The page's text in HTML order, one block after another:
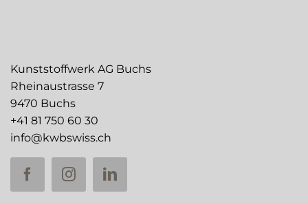
Kunststoffwerk AG Buchs
Rheinaustrasse 7
9470 Buchs
+41 81 750 60 30
info@kwbswiss.ch